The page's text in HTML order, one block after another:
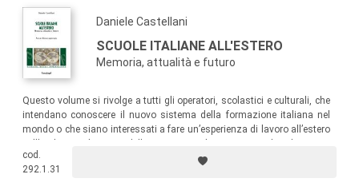
Daniele Castellani
SCUOLE ITALIANE ALL'ESTERO
Memoria, attualità e futuro
Questo volume si rivolge a tutti gli operatori, scolastici e culturali, che
intendano conoscere il nuovo sistema della formazione italiana nel
mondo o che siano interessati a fare un’esperienza di lavoro all’estero
cod.
292.1.31